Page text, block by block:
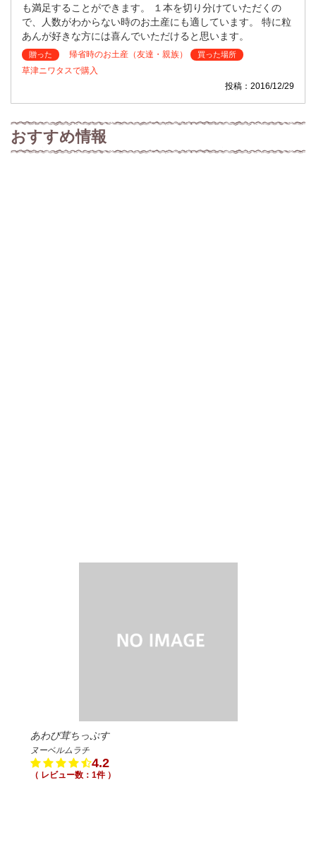
も満足することができます。 １本を切り分けていただくの
で、人数がわからない時のお土産にも適しています。 特に粒
あんが好きな方には喜んでいただけると思います。
贈った 帰省時のお土産（友達・親族） 買った場所
草津ニワタスで購入
投稿：2016/12/29
おすすめ情報
あわび茸ちっぷす
ヌーベルムラチ
4.2
（ レビュー数：1件 ）